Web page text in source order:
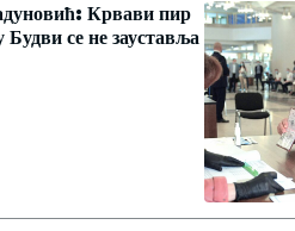
Крвави пир
Будви се не зауставља